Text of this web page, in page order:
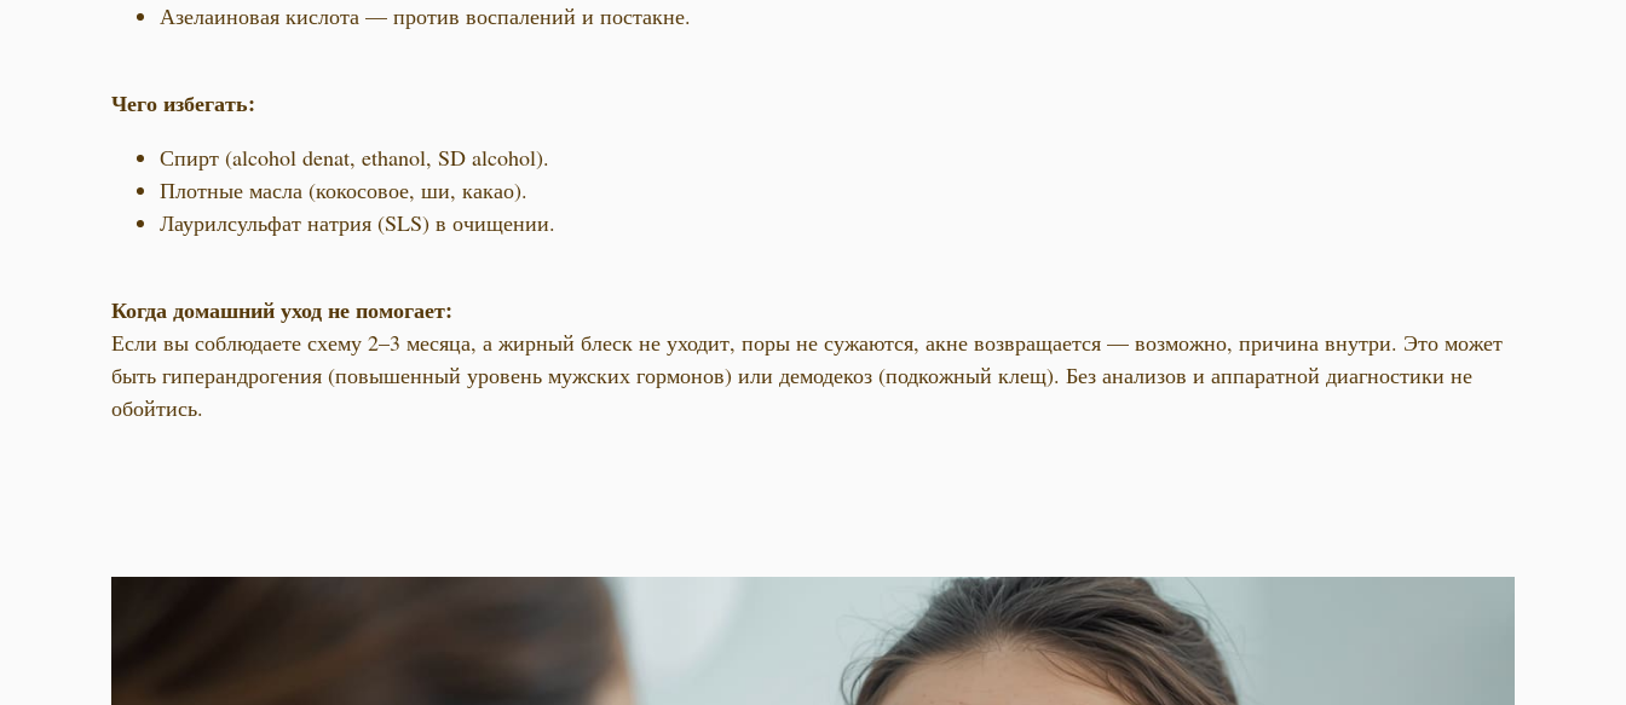
Азелаиновая кислота — против воспалений и постакне.
Чего избегать:
Спирт (alcohol denat, ethanol, SD alcohol).
Плотные масла (кокосовое, ши, какао).
Лаурилсульфат натрия (SLS) в очищении.
Когда домашний уход не помогает:
Если вы соблюдаете схему 2–3 месяца, а жирный блеск не уходит, поры не сужаются, акне возвращается — возможно, причина внутри. Это может
быть гиперандрогения (повышенный уровень мужских гормонов) или демодекоз (подкожный клещ). Без анализов и аппаратной диагностики не
обойтись.